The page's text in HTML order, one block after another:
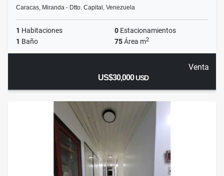
Caracas, Miranda - Dtto. Capital, Venezuela
1 Habitaciones 0 Estacionamientos
1 Baño 75Área m2
Venta
US$30,000USD